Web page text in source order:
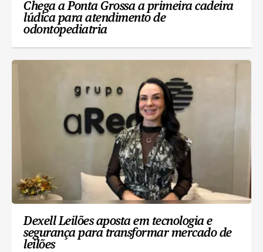
Chega a Ponta Grossa a primeira cadeira
lúdica para atendimento de
odontopediatria
Dexell Leilões aposta em tecnologia e
segurança para transformar mercado de
leilões